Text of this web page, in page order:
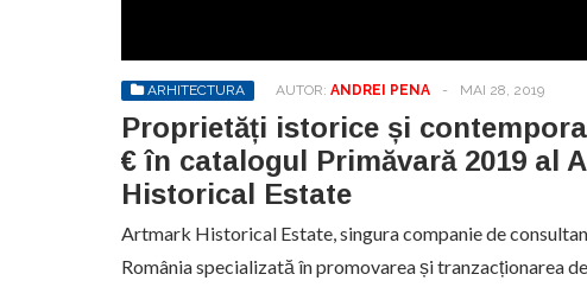
ARHITECTURA AUTOR: ANDREI PENA - MAI 28, 2019
Proprietăți istorice și
€ în catalogul Primăvară 2019 al
Historical Estate
Artmark Historical Estate, singura companie de
România specializată în promovarea și tranzacționarea